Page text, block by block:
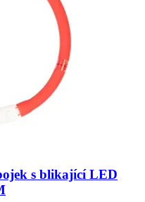
s blikající LED